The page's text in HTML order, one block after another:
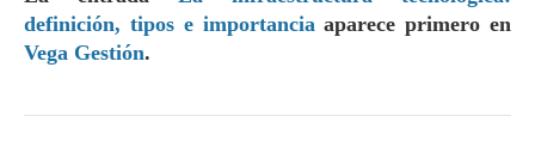
definición, tipos e importanciaaparece primero en
Vega Gestión.